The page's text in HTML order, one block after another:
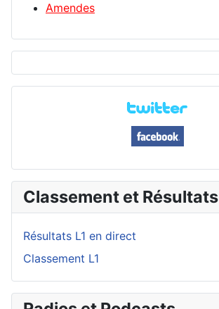
Amendes
Classement et Résultats
Résultats L1 en direct
Classement L1